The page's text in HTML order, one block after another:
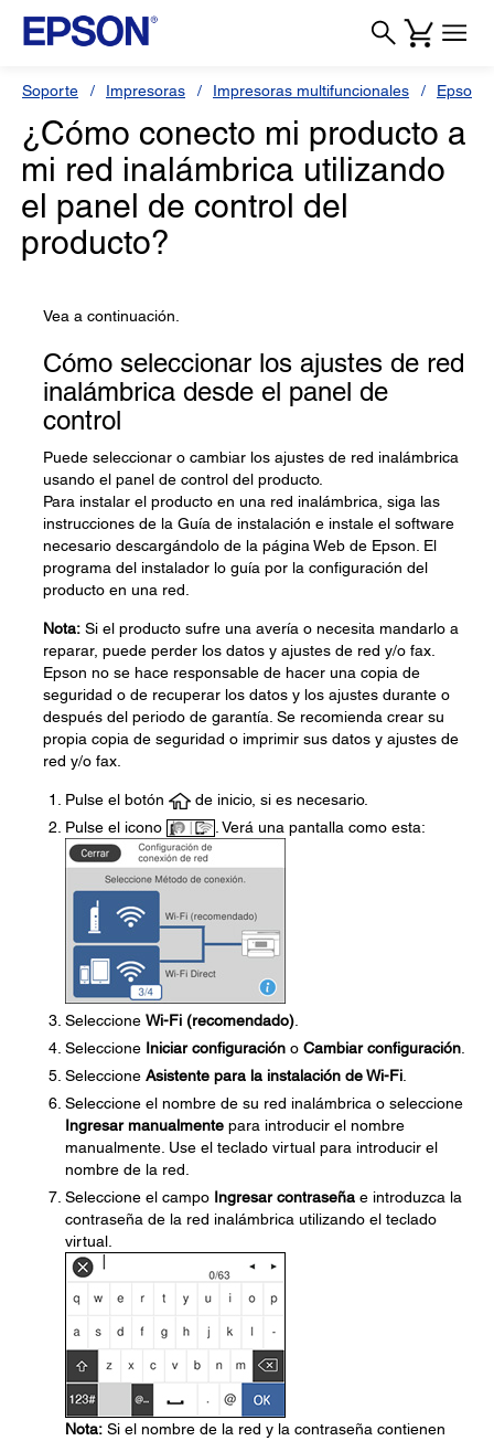
Soporte Impresoras Impresoras multifuncionales Epson L
¿Cómo conecto mi producto a
mi red inalámbrica utilizando
el panel de control del
producto?
Vea a continuación.
Cómo seleccionar los ajustes de red
inalámbrica desde el panel de
control
Puede seleccionar o cambiar los ajustes de red inalámbrica
usando el panel de control del producto.
Para instalar el producto en una red inalámbrica, siga las
instrucciones de la Guía de instalación e instale el software
necesario descargándolo de la página Web de Epson. El
programa del instalador lo guía por la configuración del
producto en una red.
Nota: Si el producto sufre una avería o necesita mandarlo a
reparar, puede perder los datos y ajustes de red y/o fax.
Epson no se hace responsable de hacer una copia de
seguridad o de recuperar los datos y los ajustes durante o
después del periodo de garantía. Se recomienda crear su
propia copia de seguridad o imprimir sus datos y ajustes de
red y/o fax.
Pulse el botón
de inicio, si es necesario.
Pulse el icono
. Verá una pantalla como esta:
Seleccione Wi-Fi (recomendado)
Seleccione Iniciar configuración o Cambiar configuración
Seleccione Asistente para la instalación de Wi-Fi
Seleccione el nombre de su red inalámbrica o seleccione
Ingresar manualmente para introducir el nombre
manualmente. Use el teclado virtual para introducir el
nombre de la red.
Seleccione el campo Ingresar contraseña e introduzca la
contraseña de la red inalámbrica utilizando el teclado
virtual.
Nota: Si el nombre de la red y la contraseña contienen